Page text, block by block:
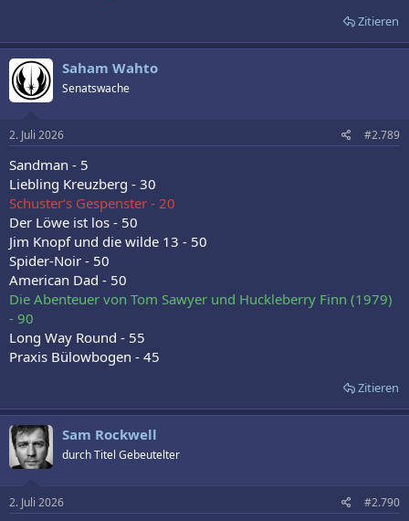
Zitieren
Saham Wahto
Senatswache
2. Juli 2026 #2.789
Sandman - 5
Liebling Kreuzberg - 30
Schuster‘s Gespenster - 20
Der Löwe ist los - 50
Jim Knopf und die wilde 13 - 50
Spider-Noir - 50
American Dad - 50
Die Abenteuer von Tom Sawyer und Huckleberry Finn (1979)
- 90
Long Way Round - 55
Praxis Bülowbogen - 45
Zitieren
Sam Rockwell
durch Titel Gebeutelter
2. Juli 2026 #2.790